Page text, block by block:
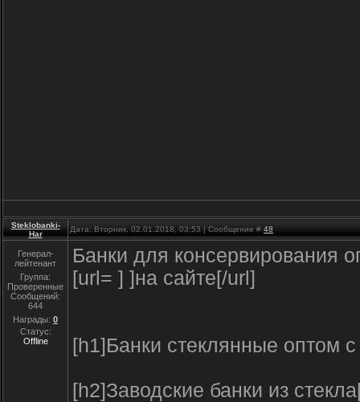
Steklobanki-
Har
Дата: Вторник, 02.01.2018, 03:53 | Сообщение # 48
Генерал-
лейтенант
Группа:
Проверенные
Сообщений:
644
Награды: 0
Статус:
Offline
Банки для консервирования
[url= ] ]на сайте[/url]
[h1]Банки стеклянные оптом
[h2]Заводские банки из